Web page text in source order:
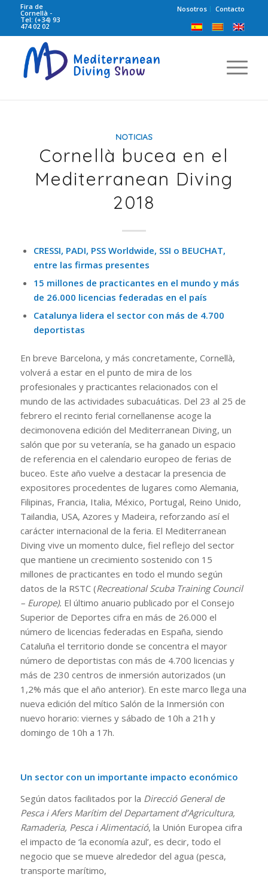
Nosotros Contacto
Fira de
Cornellà -
Tel: (+34) 93
474 02 02
NOTICIAS
Cornellà bucea en el
Mediterranean Diving
2018
CRESSI, PADI, PSS Worldwide, SSI o BEUCHAT,
entre las firmas presentes
15 millones de practicantes en el mundo y más
de 26.000 licencias federadas en el país
Catalunya lidera el sector con más de 4.700
deportistas
En breve Barcelona, ​​y más concretamente, Cornellà,
volverá a estar en el punto de mira de los
profesionales y practicantes relacionados con el
mundo de las actividades subacuáticas. Del 23 al 25 de
febrero el recinto ferial cornellanense acoge la
decimonovena edición del Mediterranean Diving, un
salón que por su veteranía, se ha ganado un espacio
de referencia en el calendario europeo de ferias de
buceo. Este año vuelve a destacar la presencia de
expositores procedentes de lugares como Alemania,
Filipinas, Francia, Italia, México, Portugal, Reino Unido,
Tailandia, USA, Azores y Madeira, reforzando así el
carácter internacional de la feria. El Mediterranean
Diving vive un momento dulce, fiel reflejo del sector
que mantiene un crecimiento sostenido con 15
millones de practicantes en todo el mundo según
datos de la RSTC (Recreational Scuba Training Council
– Europe). El último anuario publicado por el Consejo
Superior de Deportes cifra en más de 26.000 el
número de licencias federadas en España, siendo
Cataluña el territorio donde se concentra el mayor
número de deportistas con más de 4.700 licencias y
más de 230 centros de inmersión autorizados (un
1,2% más que el año anterior). En este marco llega una
nueva edición del mítico Salón de la Inmersión con
nuevo horario: viernes y sábado de 10h a 21h y
domingo de 10h a 17h.
Un sector con un importante impacto económico
Según datos facilitados por la Direcció General de
Pesca i Afers Marítim del Departament d’Agricultura,
Ramaderia, Pesca i Alimentació, la Unión Europea cifra
el impacto de ‘la economía azul’, es decir, todo el
negocio que se mueve alrededor del agua (pesca,
transporte marítimo,